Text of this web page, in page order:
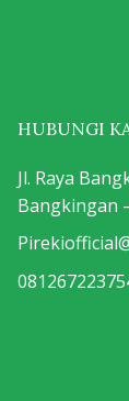
HUBUNGI
Jl. Raya
Bangkingan